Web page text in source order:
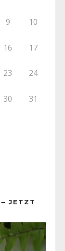
9 10
16 17
23 24
30 31
JETZT